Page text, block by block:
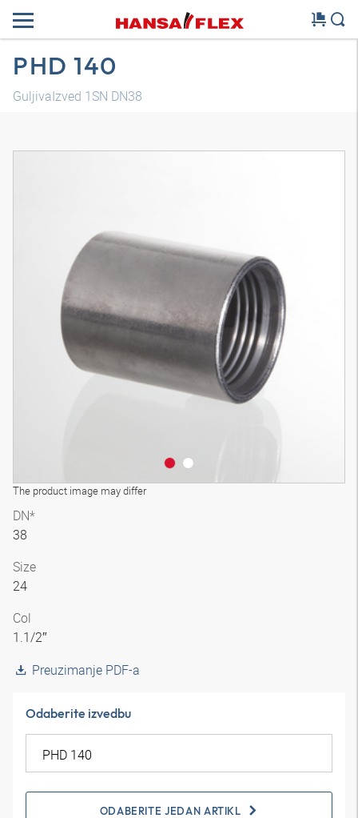
PHD 140
GuljivaIzved 1SN DN38
The product image may differ
DN*
38
Size
24
Col
1.1/2″
Preuzimanje PDF-a
Odaberite izvedbu
ODABERITE JEDAN ARTIKL